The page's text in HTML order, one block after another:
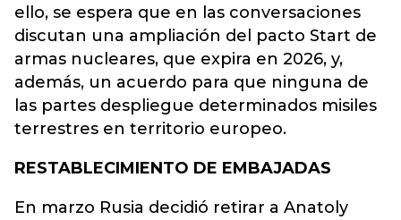
ello, se espera que en las conversaciones
discutan una ampliación del pacto Start de
armas nucleares, que expira en 2026, y,
además, un acuerdo para que ninguna de
las partes despliegue determinados misiles
terrestres en territorio europeo.
RESTABLECIMIENTO DE EMBAJADAS
En marzo Rusia decidió retirar a Anatoly